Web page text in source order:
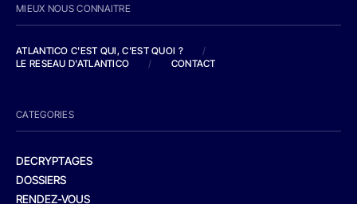
MIEUX NOUS CONNAITRE
ATLANTICO C'EST QUI, C'EST QUOI ?
/
LE RESEAU D'ATLANTICO
/ CONTACT
CATEGORIES
DECRYPTAGES
DOSSIERS
RENDEZ-VOUS